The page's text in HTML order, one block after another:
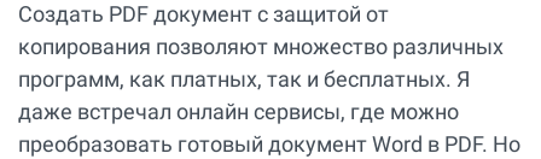
Создать PDF документ с защитой от
копирования позволяют множество различных
программ, как платных, так и бесплатных. Я
даже встречал онлайн сервисы, где можно
преобразовать готовый документ Word в PDF. Но